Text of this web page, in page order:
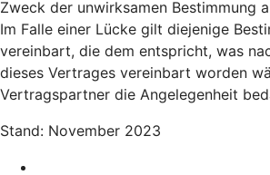
Zweck der unwirksamen Bestimmung
Im Falle einer Lücke gilt diejenige
vereinbart, die dem entspricht, was
dieses Vertrages vereinbart worden
Vertragspartner die Angelegenheit
Stand: November 2023